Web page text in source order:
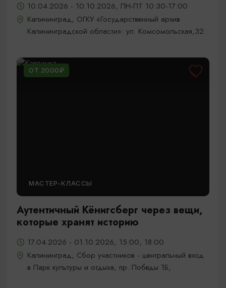
10.04.2026 - 10.10.2026, ПН-ПТ 10:30-17:00
Калининград, ОГКУ «Государственный архив
Калининградской области»: ул. Комсомольская,32.
ОТ 2000₽
МАСТЕР-КЛАССЫ
Аутентичный Кёнигсберг через вещи,
которые хранят историю
17.04.2026 - 01.10.2026, 15:00, 18:00
Калининград, Сбор участников - центральный вход
в Парк культуры и отдыха, пр. Победы 1Б,